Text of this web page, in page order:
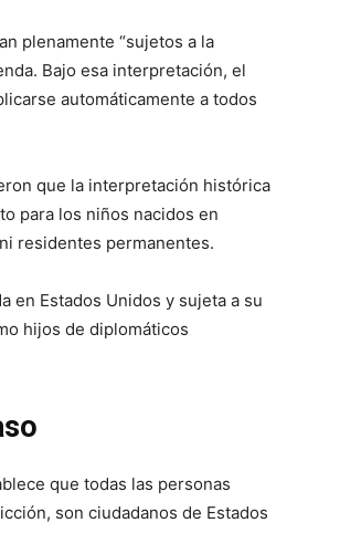
plenamente “sujetos a la
Bajo esa interpretación, el
automáticamente a todos
que la interpretación histórica
para los niños nacidos en
residentes permanentes.
en Estados Unidos y sujeta a su
hijos de diplomáticos
que todas las personas
son ciudadanos de Estados